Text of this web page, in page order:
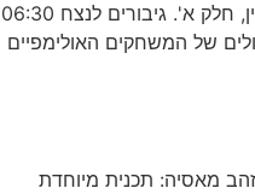
המשחקים האולימפיים ב-2008 בסין, חלק א'. גיבורים לנצח 06:30
של המשחקים האולימפיים
06:00 - 06:30 רגעי זהב מאסיה: תכנית מיוחדת